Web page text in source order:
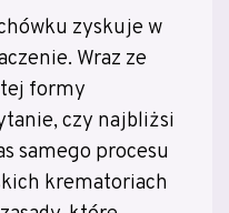
zyskuje w
Wraz ze
formy
czy najbliżsi
samego procesu
krematoriach